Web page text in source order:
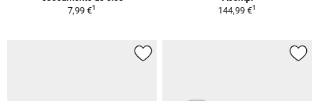
7,99 €1
144,99 €1